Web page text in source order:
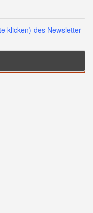
klicken) des Newsletter-